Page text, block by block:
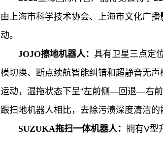
由上海市科学技术协会、上海市文化广
动。
JOJO擦地机器人： 具有卫星三点定
模切换、断点续航智能纠错和超静音无
运动，湿拖状态下呈“左前侧—回退—右
跟扫地机器人相比，去除污渍深度清洁的
SUZUKA拖扫一体机器人： 拥有V型